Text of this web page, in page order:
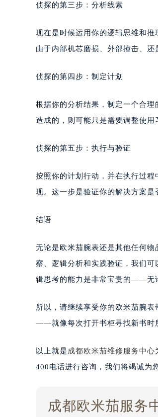
侦探的第三步：分析线索
现在是时候运用你的逻辑思维和
由于内部机芯磨损、外部撞击、还
侦探的第四步：制定计划
根据你的分析结果，制定一个合
造成的，则可能只是需要调整使用
侦探的第五步：执行与验证
按照你的计划行动，并在执行过
现。这一步是验证你的解决方案是
结语
无论是欧米茄腕表还是其他任何
察、逻辑分析和实践验证，我们
辑思考的能力是非常宝贵的——无
所以，请继续享受你的欧米茄腕
——就像每次打开书柜寻找新书时
以上就是 成都欧米茄维修服务中心
400电话进行咨询，我们将竭诚为
成都欧米茄服务